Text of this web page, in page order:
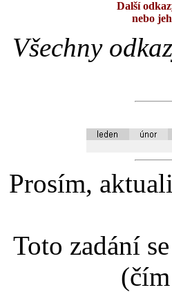
Další
nebo
Všechny
Prosím,
Toto zadání